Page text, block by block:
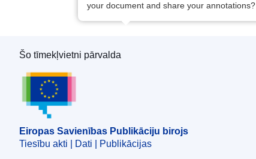
your document and share your annotations?
Eiropas Savienības Publikāciju birojs
Šo tīmekļvietni pārvalda
Eiropas Savienības Publikāciju birojs
Tiesību akti | Dati | Publikācijas